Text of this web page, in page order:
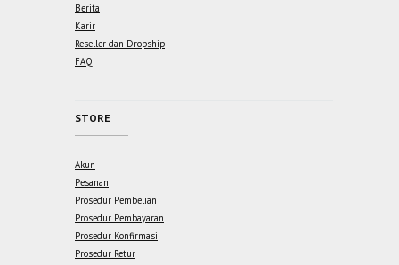
Berita
Karir
Reseller dan Dropship
FAQ
STORE
Akun
Pesanan
Prosedur Pembelian
Prosedur Pembayaran
Prosedur Konfirmasi
Prosedur Retur